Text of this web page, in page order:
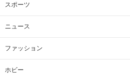
スポーツ
ニュース
ファッション
ホビー